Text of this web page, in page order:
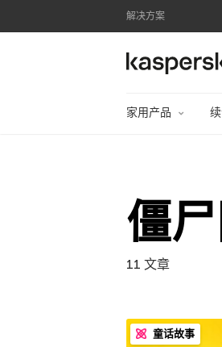
解决方案
家用产品
僵
11 文章
童话故事